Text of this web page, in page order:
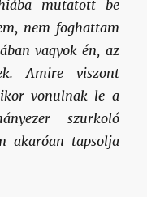
mutatott be
nem foghattam
vagyok én, az
Amire viszont
vonulnak le a
szurkoló
akaróan tapsolja